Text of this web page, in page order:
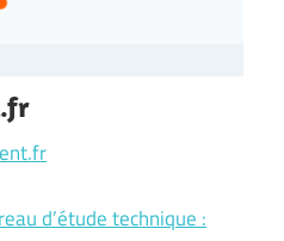
d’étude technique :